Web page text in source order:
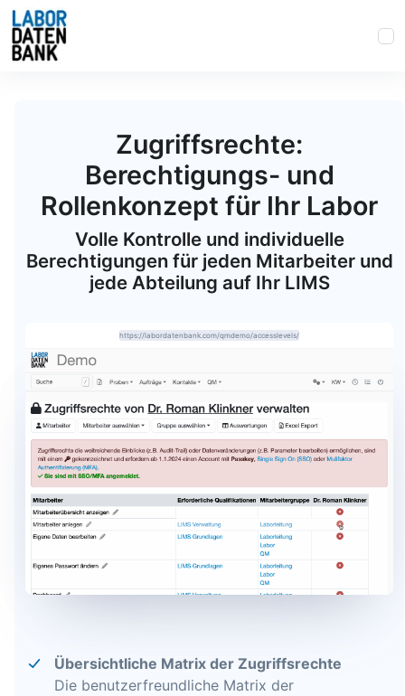
Zugriffsrechte:
Berechtigungs- und
Rollenkonzept für Ihr Labor
Volle Kontrolle und individuelle
Berechtigungen für jeden Mitarbeiter und
jede Abteilung auf Ihr LIMS
https://labordatenbank.com/qmdemo/accesslevels/
Übersichtliche Matrix der Zugriffsrechte
Die benutzerfreundliche Matrix der